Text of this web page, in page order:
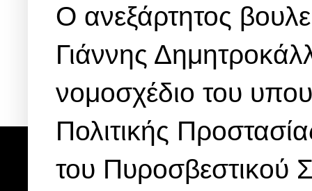
Ο ανεξάρτητος
Γιάννης
νομοσχέδιο του
Πολιτικής
του Πυροσβεστικού